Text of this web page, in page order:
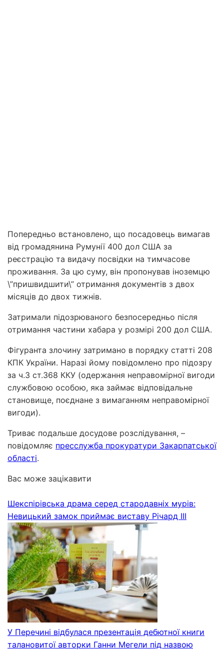
Попередньо встановлено, що посадовець вимагав
від громадянина Румунії 400 дол США за
реєстрацію та видачу посвідки на тимчасове
проживання. За цю суму, він пропонував іноземцю
\”пришвидшити\” отримання документів з двох
місяців до двох тижнів.
Затримали підозрюваного безпосередньо після
отримання частини хабара у розмірі 200 дол США.
Фігуранта злочину затримано в порядку статті 208
КПК України. Наразі йому повідомлено про підозру
за ч.3 ст.368 ККУ (одержання неправомірної вигоди
службовою особою, яка займає відповідальне
становище, поєднане з вимаганням неправомірної
вигоди).
Триває подальше досудове розслідування, –
повідомляє пресслужба прокуратури Закарпатської
області.
Вас може зацікавити
Шекспірівська драма серед стародавніх мурів:
Невицький замок приймає виставу Річард ІІІ
У Перечині відбулася презентація дебютної книги
талановитої авторки Ганни Мегели під назвою